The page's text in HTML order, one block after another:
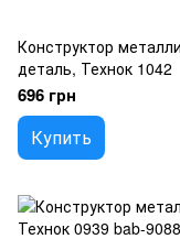
Конструктор
деталь, Технок 1042
696 грн
Купить